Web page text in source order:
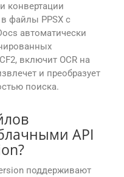
конвертации
файлы PPSX с
автоматически
включит OCR на
и преобразует
поиска.
API
поддерживают